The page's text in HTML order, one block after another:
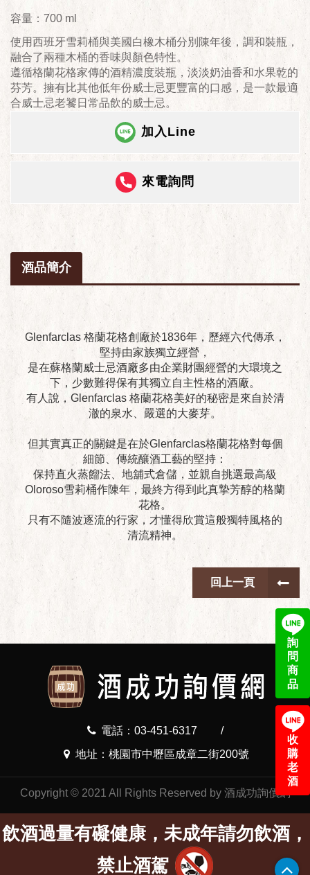
詢
問
商
品
收
購
老
酒
容量：700 ml
使用西班牙雪莉桶與美國白橡木桶分別陳年後，調和裝瓶，
融合了兩種木桶的香味與顏色特性。
遵循格蘭花格家傳的酒精濃度裝瓶，淡淡奶油香和水果乾的
芬芳。擁有比其他低年份威士忌更豐富的口感，是一款最適
合威士忌老饕日常品飲的威士忌。
加入Line
來電詢問
酒品簡介
Glenfarclas 格蘭花格創廠於1836年，歷經六代傳承，
堅持由家族獨立經營，
是在蘇格蘭威士忌酒廠多由企業財團經營的大環境之
下，少數難得保有其獨立自主性格的酒廠。
有人說，Glenfarclas 格蘭花格美好的秘密是來自於清
澈的泉水、嚴選的大麥芽。
但其實真正的關鍵是在於Glenfarclas格蘭花格對每個
細節、傳統釀酒工藝的堅持：
保持直火蒸餾法、地舖式倉儲，並親自挑選最高級
Oloroso雪莉桶作陳年，最終方得到此真摯芳醇的格蘭
花格。
只有不隨波逐流的行家，才懂得欣賞這般獨特風格的
清流精神。
回上一頁
電話：03-451-6317
/
地址：桃園市中壢區成章二街200號
Copyright © 2021 All Rights Reserved by 酒成功詢價網
飲酒過量有礙健康，未成年請勿飲酒，
禁止酒駕